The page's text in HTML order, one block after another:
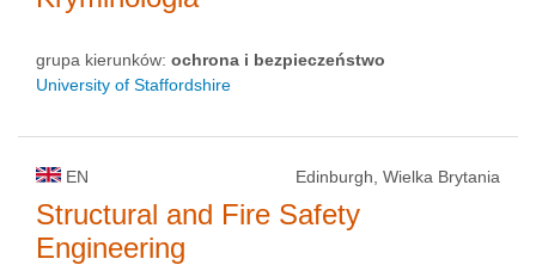
grupa kierunków: ochrona i bezpieczeństwo
University of Staffordshire
EN Edinburgh, Wielka Brytania
Structural and Fire Safety
Engineering